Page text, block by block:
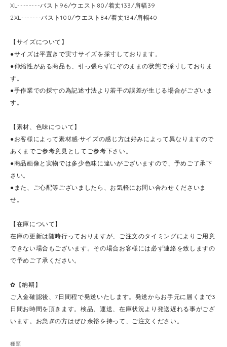
XL--------バスト96/ウエスト80/着丈133/肩幅39
2XL-------バスト100/ウエスト84/着丈134/肩幅40
【サイズについて】
●サイズは平置きで実寸サイズを採寸しております。
●伸縮性がある商品も、引っ張らずにぞのままの状態で採寸しておりま
す。
●手作業での採寸の為記述寸法より若干の誤差が生じる場合がございま
す。
【素材、色味について】
●お客様によって素材感·サイズの感じ方は好みによって異なりますので
あくまでご参考意見としてご参考下さい。
●商品画像と実物では多少色味に違いがございますので、予めご了承下
さい。
●また、ご心配等ございましたら、お気軽にお問い合わせくださいま
せ。
【在庫について】
在庫の更新は随時行っておりますが、ご注文のタイミングによりご用意
できない場合もございます。その場合お客様には必ず連絡を致しますの
で予めご了承ください。
✿【納期】
ご入金確認後、7日間程で発送いたします。発送からお手元に届くまで3
日間お時間を頂きます。検品、運送、在庫状況より発送遅れる事がござ
います。お急ぎの方はぜひ余裕を持って、ご注文ください。
種類